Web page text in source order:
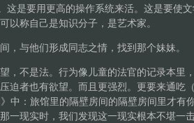
这是要用更高的操作系统来活。这是要使
以称自己是知识分子，是艺术家。
，与他们形成同志之情，找到那个妹妹。
，不是法。行为像儿童的法官的记录本里
迫者也有欲望。而且更强烈。更要来通吃
中：旅馆里的隔壁房间的隔壁房间里才有
一现实时，我们发现这一现实根本不堪一